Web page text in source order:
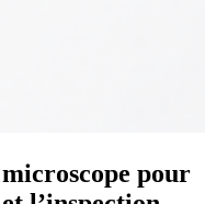
pour